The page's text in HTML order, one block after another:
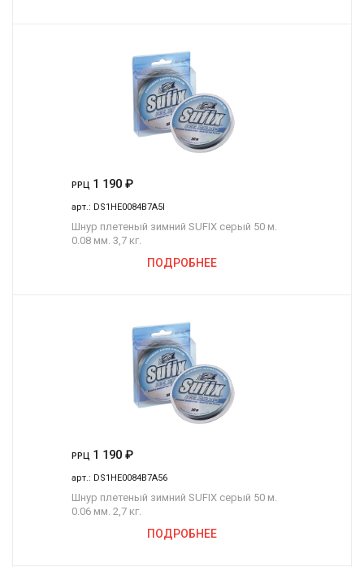
РРЦ 1 190 ₽
арт.: DS1HE0084B7A5I
Шнур плетеный зимний SUFIX серый 50 м.
0.08 мм. 3,7 кг.
ПОДРОБНЕЕ
РРЦ 1 190 ₽
арт.: DS1HE0084B7A56
Шнур плетеный зимний SUFIX серый 50 м.
0.06 мм. 2,7 кг.
ПОДРОБНЕЕ